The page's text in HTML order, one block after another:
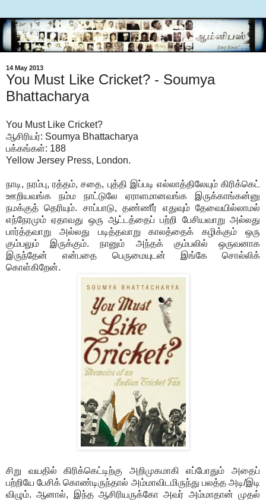
14 May 2013
You Must Like Cricket? - Soumya
Bhattacharya
You Must Like Cricket?
ஆசிரியர்: Soumya Bhattacharya
பக்கங்கள்: 188
Yellow Jersey Press, London.
நாடி, நரம்பு, ரத்தம், சதை, புத்தி இப்படி எல்லாத்திலேயும் கிரிக்கெட்
ஊறியவங்க நம்ம நாட்டுலே ஏராளமானவங்க இருக்காங்கன்னு
நமக்குத் தெரியும். சாப்பாடு, தண்ணீர் எதுவும் தேவையில்லாமல்
எந்நேரமும் ஏதாவது ஒரு ஆட்டத்தைப் பற்றி பேசியவாறு அல்லது
பார்த்தவாறு அல்லது படித்தவாறு காலத்தைக் கழிக்கும் ஒரு
கும்பலும் இருக்கும். நானும் அந்தக் கும்பலில் ஒருவனாக
இருந்தேன் என்பதை பெருமையுடன் இங்கே சொல்லிக்
கொள்கிறேன்.
சிறு வயதில் கிரிக்கெட்டிற்கு அறிமுகமாகி எப்போதும் அதைப்
பற்றியே பேசிக் கொண்டிருந்தால் அம்மாவிடமிருந்து பலத்த அடி/இடி
விழும். ஆனால், இந்த ஆசிரியருக்கோ அவர் அம்மாதான் முதல்